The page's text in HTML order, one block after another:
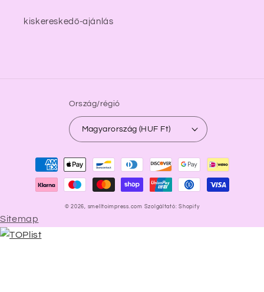
kiskereskedő-ajánlás
Ország/régió
Magyarország (HUF Ft)
Fizetési
módok
© 2026, smelltoimpress.com Szolgáltató: Shopify
Sitemap